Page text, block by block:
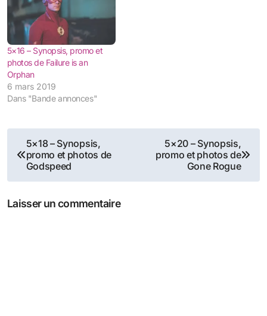
5×16 – Synopsis, promo et
photos de Failure is an
Orphan
6 mars 2019
Dans "Bande annonces"
Navigation
de
l’article
5×18 – Synopsis,
promo et photos de
Godspeed
5×20 – Synopsis,
promo et photos de
Gone Rogue
Laisser un commentaire